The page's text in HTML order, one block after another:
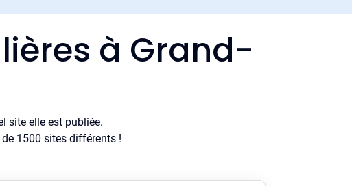
à Grand-
site elle est publiée.
1500 sites différents !